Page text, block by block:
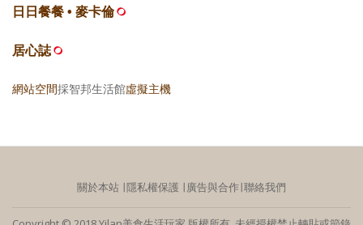
日日餐餐 • 麥卡倫
居心誌
網站空間採智邦生活館虛擬主機
關於本站 ∣隱私權保護 ∣廣告與合作∣聯絡我們